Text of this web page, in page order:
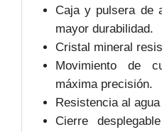
Caja y pulsera de
mayor durabilidad.
Cristal mineral
Movimiento de
máxima precisión.
Resistencia al
Cierre